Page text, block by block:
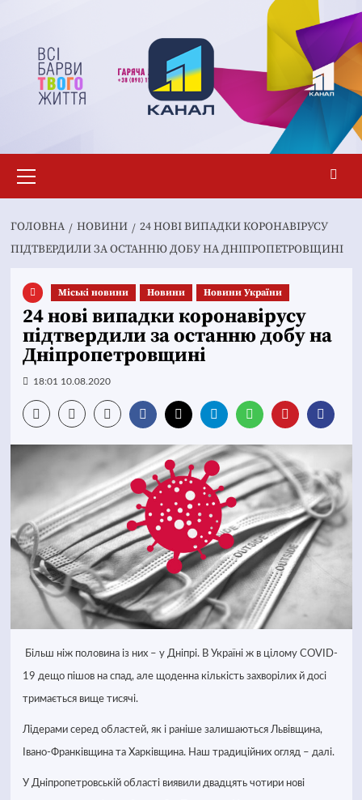
вмісту
меню
ГОЛОВНА НОВИНИ
24 НОВІ ВИПАДКИ КОРОНАВІРУСУ
ПІДТВЕРДИЛИ ЗА ОСТАННЮ ДОБУ НА ДНІПРОПЕТРОВЩИНІ
Mіські новини Новини Новини України
24 нові випадки коронавірусу
підтвердили за останню добу на
Дніпропетровщині
18:01 10.08.2020
Більш ніж половина із них – у Дніпрі. В Україні ж в цілому COVID-
19 дещо пішов на спад, але щоденна кількість захворілих й досі
тримається вище тисячі.
Лідерами серед областей, як і раніше залишаються Львівщина,
Івано-Франківщина та Харківщина. Наш традиційних огляд – далі.
У Дніпропетровській області виявили двадцять чотири нові